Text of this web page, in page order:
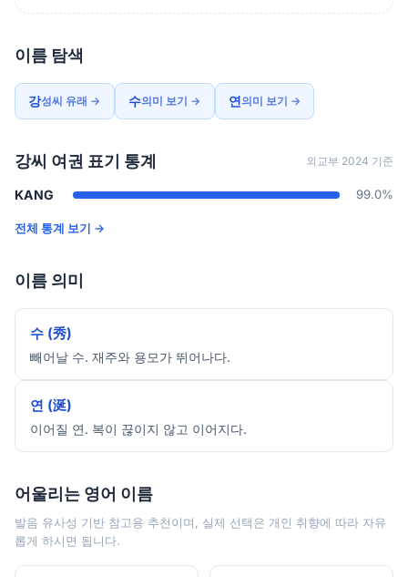
이름 탐색
강성씨 유래 → 수의미 보기 → 연의미 보기 →
강씨 여권 표기 통계 외교부 2024 기준
KANG 99.0%
전체 통계 보기 →
이름 의미
수 (秀)
빼어날 수. 재주와 용모가 뛰어나다.
연 (涎)
이어질 연. 복이 끊이지 않고 이어지다.
어울리는 영어 이름
발음 유사성 기반 참고용 추천이며, 실제 선택은 개인 취향에 따라 자유
롭게 하시면 됩니다.